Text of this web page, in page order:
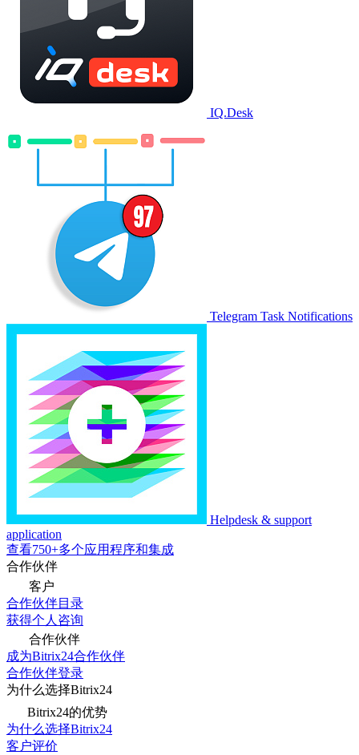
IQ.Desk
Telegram Task Notifications
Helpdesk & support
application
查看750+多个应用程序和集成
合作伙伴
客户
合作伙伴目录
获得个人咨询
合作伙伴
成为Bitrix24合作伙伴
合作伙伴登录
为什么选择Bitrix24
Bitrix24的优势
为什么选择Bitrix24
客户评价